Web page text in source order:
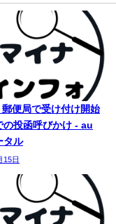
便局で受け付け開始
の投函呼びかけ - au
タル
15日